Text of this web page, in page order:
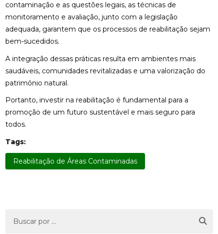
contaminação e as questões legais, as técnicas de
monitoramento e avaliação, junto com a legislação
adequada, garantem que os processos de reabilitação sejam
bem-sucedidos.
A integração dessas práticas resulta em ambientes mais
saudáveis, comunidades revitalizadas e uma valorização do
patrimônio natural.
Portanto, investir na reabilitação é fundamental para a
promoção de um futuro sustentável e mais seguro para
todos.
Tags:
Reabilitação de Áreas Contaminadas